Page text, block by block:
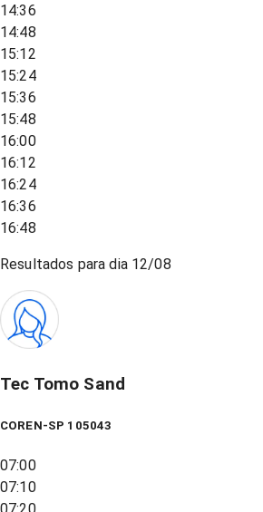
14:36
14:48
15:12
15:24
15:36
15:48
16:00
16:12
16:24
16:36
16:48
Resultados para dia 12/08
Tec Tomo Sand
COREN-SP 105043
07:00
07:10
07:20